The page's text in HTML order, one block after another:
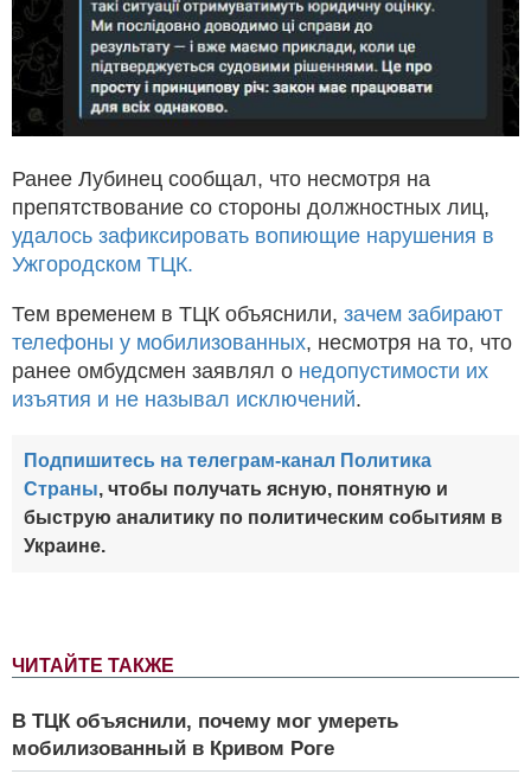
ЧИТАЙТЕ ТАКЖЕ
В ТЦК объяснили, почему мог умереть
мобилизованный в Кривом Роге
Ранее Лубинец сообщал, что несмотря на
препятствование со стороны должностных лиц,
удалось зафиксировать вопиющие нарушения в
Ужгородском ТЦК.
Тем временем в ТЦК объяснили, зачем забирают
телефоны у мобилизованных, несмотря на то, что
ранее омбудсмен заявлял о недопустимости их
изъятия и не называл исключений.
Подпишитесь на телеграм-канал Политика
Страны, чтобы получать ясную, понятную и
быструю аналитику по политическим событиям в
Украине.